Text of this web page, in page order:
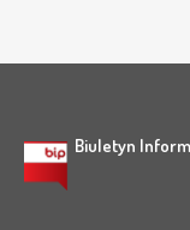
Biuletyn